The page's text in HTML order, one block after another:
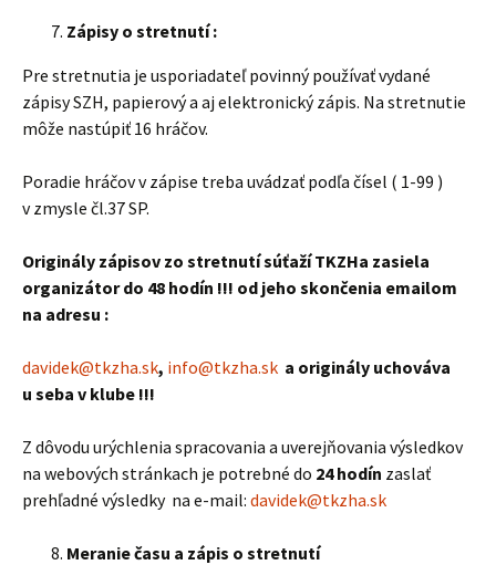
Zápisy o stretnutí :
Pre stretnutia je usporiadateľ povinný používať vydané
zápisy SZH, papierový a aj elektronický zápis. Na stretnutie
môže nastúpiť 16 hráčov.
Poradie hráčov v zápise treba uvádzať podľa čísel ( 1-99 )
v zmysle čl.37 SP.
Originály zápisov zo stretnutí súťaží TKZHa zasiela
organizátor do 48 hodín !!! od jeho skončenia emailom
na adresu :
davidek@tkzha.sk, info@tkzha.sk a originály uchováva
u seba v klube !!!
Z dôvodu urýchlenia spracovania a uverejňovania výsledkov
na webových stránkach je potrebné do 24 hodín zaslať
prehľadné výsledky na e-mail: davidek@tkzha.sk
Meranie času a zápis o stretnutí